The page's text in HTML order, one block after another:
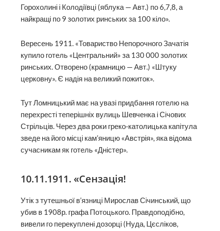
Горохолині і Колодіївці (яблука — Авт.) по 6,7,8, а
найкращі по 9 золотих ринських за 100 кіло».
Вересень 1911. «Товариство Непорочного Зачатія
купило готель «Центральний» за 130 000 золотих
ринських. Отворено (крамницю — Авт.) «Штуку
церковну». Є надія на великий пожиток».
Тут Ломницький має на увазі придбання готелю на
перехресті теперішніх вулиць Шевченка і Січових
Стрільців. Через два роки греко-католицька капітула
зведе на його місці кам’яницю «Австрія», яка відома
сучасникам як готель «Дністер».
10.11.1911. «Сензація!
Утік з тутешньої в’язниці Мирослав Січинський, що
убив в 1908р. графа Потоцького. Правдоподібно,
вивели го перекуплені дозорці (Нуда, Цєсліков,